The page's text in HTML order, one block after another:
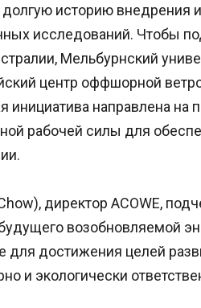
историю внедрения
исследований. Чтобы
Мельбурнский
центр оффшорной
направлена на
рабочей силы для
директор ACOWE,
возобновляемой
достижения целей
и экологически